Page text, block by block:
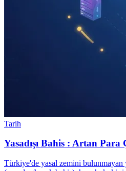
Tarih
Yasadışı Bahis : Artan Para
Türkiye'de yasal zemini bulunmayan